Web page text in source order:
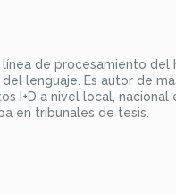
de procesamiento del
lenguaje. Es autor de
I+D a nivel local, nacional
en tribunales de tesis.